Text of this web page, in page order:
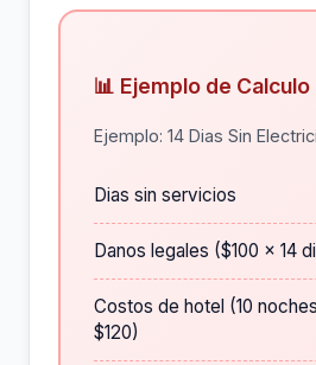
📊 Ejemplo de Calculo
Ejemplo: 14 Dias Sin
Dias sin servicios
Danos legales ($100 x 14
Costos de hotel (10
$120)